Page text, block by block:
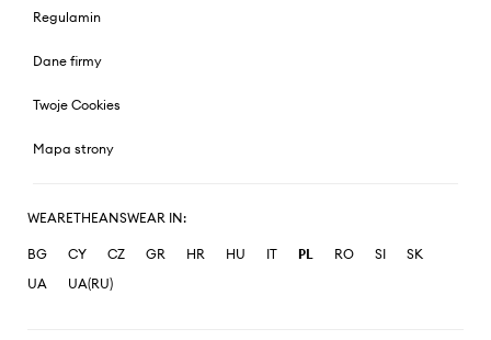
Regulamin
Dane firmy
Twoje Cookies
Mapa strony
WEARETHEANSWEAR IN:
BG CY CZ GR HR HU IT PL RO SI
SK
UA
UA(RU)